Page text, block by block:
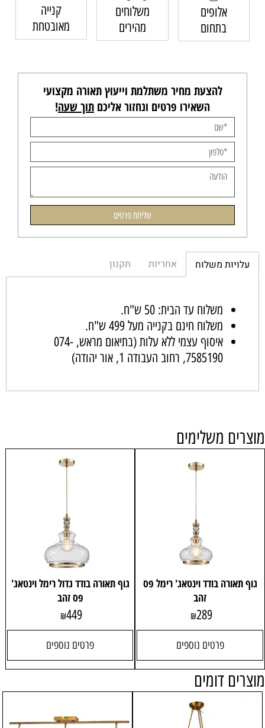
אלופים
בתחום
משלוחים
מהירים
קנייה
מאובטחת
להצעת מחיר משתלמת וייעוץ תאורה מקצועי
השאירו פרטים ונחזור אליכם תוך שעה!
עלויות משלוח אחריות תקנון
משלוח עד הבית: 50 ש"ח.
משלוח חינם בקנייה מעל 499 ש"ח.
איסוף עצמי ללא עלות (בתיאום מראש, 074-
7585190, רחוב העבודה 1, אור יהודה)
מוצרים משלימים
גוף תאורה בודד וינטאג' רימל פס
זהב
₪289
פרטים נוספים
גוף תאורה בודד גדול רימל וינטאג'
פס זהב
₪449
פרטים נוספים
מוצרים דומים